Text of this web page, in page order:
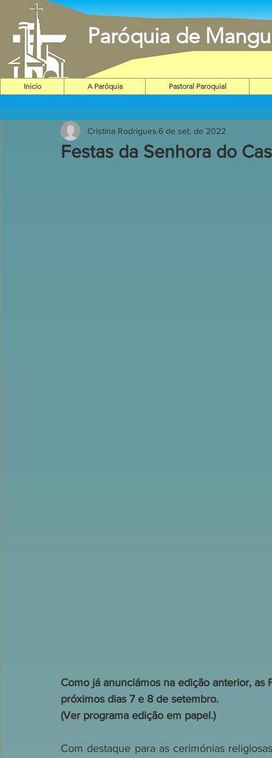
Paróquia de
Inicio A Paróquia Pastoral Paroquial
Festas da Senhora do
Cristina Rodrigues 6 de set. de 2022
Como já anunciámos na edição anterior,
próximos dias 7 e 8 de setembro.
(Ver programa edição em papel.)
Com destaque para as cerimónias